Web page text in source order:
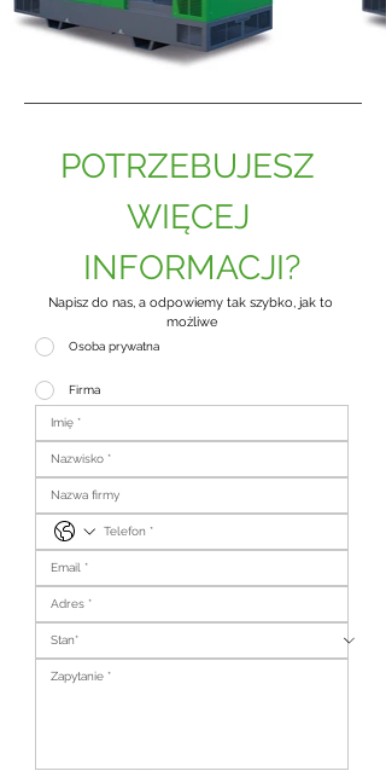
POTRZEBUJESZ
WIĘCEJ
INFORMACJI?
Napisz do nas, a odpowiemy tak szybko, jak to
możliwe
Osoba prywatna
Firma